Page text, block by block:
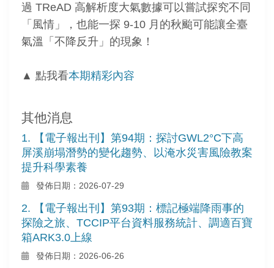
過 TReAD 高解析度大氣數據可以嘗試探究不同
「風情」，也能一探 9-10 月的秋颱可能讓全臺
氣溫「不降反升」的現象！
▲ 點我看本期精彩內容
其他消息
1. 【電子報出刊】第94期：探討GWL2°C下高
屏溪崩塌潛勢的變化趨勢、以淹水災害風險教案
提升科學素養
發佈日期：2026-07-29
2. 【電子報出刊】第93期：標記極端降雨事的
探險之旅、TCCIP平台資料服務統計、調適百寶
箱ARK3.0上線
發佈日期：2026-06-26